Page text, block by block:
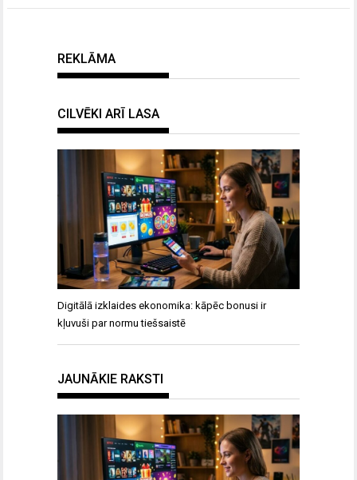
REKLĀMA
CILVĒKI ARĪ LASA
Digitālā izklaides ekonomika: kāpēc bonusi ir
kļuvuši par normu tiešsaistē
JAUNĀKIE RAKSTI